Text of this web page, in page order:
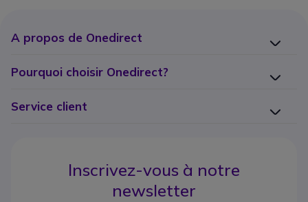
A propos de Onedirect
Pourquoi choisir Onedirect?
Service client
Inscrivez-vous à notre
newsletter